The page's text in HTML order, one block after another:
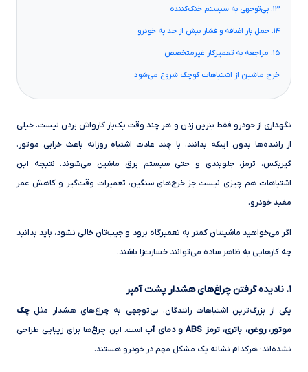
۱۳. بی‌توجهی به سیستم خنک‌کننده
۱۴. حمل بار اضافه و فشار بیش از حد به خودرو
۱۵. مراجعه به تعمیرکار غیرمتخصص
خرج ماشین از اشتباهات کوچک شروع می‌شود
نگهداری از خودرو فقط بنزین زدن و هر چند وقت یک‌بار کارواش بردن نیست. خیلی
از راننده‌ها بدون اینکه بدانند، با چند عادت اشتباه روزانه باعث خرابی موتور،
گیربکس، ترمز، جلوبندی و حتی سیستم برق ماشین می‌شوند. نتیجه این
اشتباهات هم چیزی نیست جز خرج‌های سنگین، تعمیرات وقت‌گیر و کاهش عمر
مفید خودرو.
اگر می‌خواهید ماشینتان کمتر به تعمیرگاه برود و جیب‌تان خالی نشود، باید بدانید
چه کارهایی به ظاهر ساده می‌توانند خسارت‌زا باشند.
۱. نادیده گرفتن چراغ‌های هشدار پشت آمپر
یکی از بزرگ‌ترین اشتباهات رانندگان، بی‌توجهی به چراغ‌های هشدار مثل چک
موتور، روغن، باتری، ترمز ABS و دمای آب
است. این چراغ‌ها برای زیبایی طراحی
نشده‌اند؛ هرکدام نشانه یک مشکل مهم در خودرو هستند.